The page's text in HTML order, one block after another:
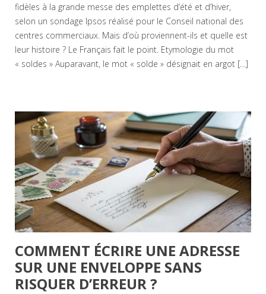
fidèles à la grande messe des emplettes d’été et d’hiver,
selon un sondage Ipsos réalisé pour le Conseil national des
centres commerciaux. Mais d’où proviennent-ils et quelle est
leur histoire ? Le Français fait le point. Etymologie du mot
« soldes » Auparavant, le mot « solde » désignait en argot […]
COMMENT ÉCRIRE UNE ADRESSE
SUR UNE ENVELOPPE SANS
RISQUER D’ERREUR ?